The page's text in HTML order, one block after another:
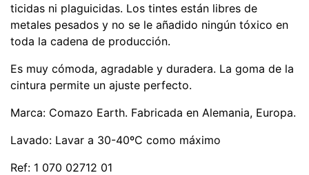
ticidas ni plaguicidas. Los tintes están libres de
metales pesados y no se le añadido ningún tóxico en
toda la cadena de producción.
Es muy cómoda, agradable y duradera. La goma de la
cintura permite un ajuste perfecto.
Marca: Comazo Earth. Fabricada en Alemania, Europa.
Lavado: Lavar a 30-40ºC como máximo
Ref: 1 070 02712 01